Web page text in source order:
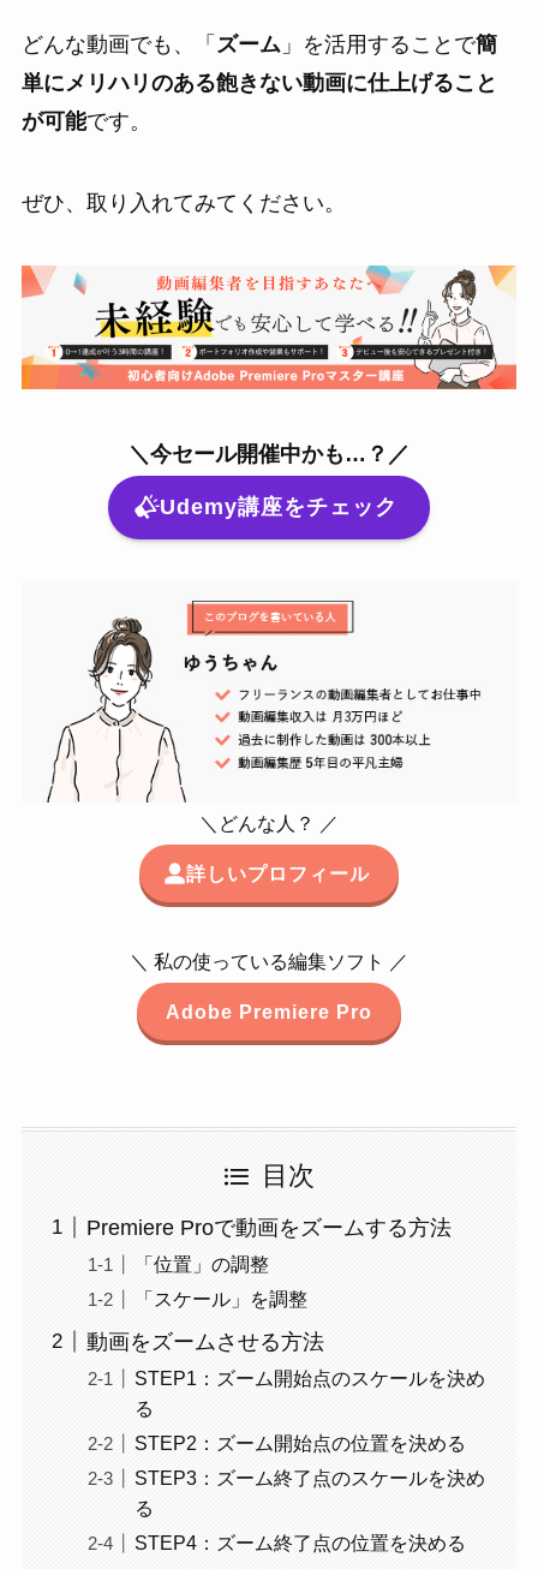
どんな動画でも、「 ズーム」を活用することで簡
単にメリハリのある飽きない動画に仕上げること
が可能です。
ぜひ、取り入れてみてください。
＼今セール開催中かも…？／
Udemy講座をチェック
＼どんな人？ ／
詳しいプロフィール
＼ 私の使っている編集ソフト ／
Adobe Premiere Pro
目次
Premiere Proで動画をズームする方法
「位置」の調整
「スケール」を調整
動画をズームさせる方法
STEP1：ズーム開始点のスケールを決め
る
STEP2：ズーム開始点の位置を決める
STEP3：ズーム終了点のスケールを決め
る
STEP4：ズーム終了点の位置を決める